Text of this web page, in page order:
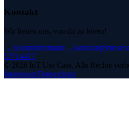
Kontakt
Wir freuen uns, von dir zu hören!
→ Kontaktformular→
57714477
© 2026 IoT Use Case. Alle Rechte
ImpressumDatenschutz